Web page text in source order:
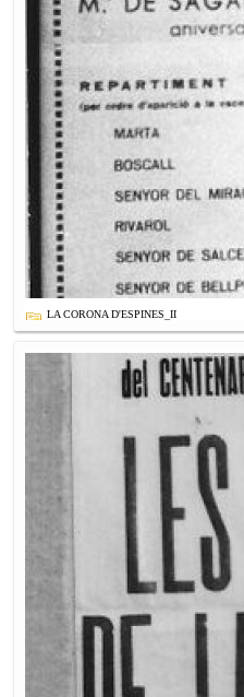
LA CORONA D'ESPINES_II